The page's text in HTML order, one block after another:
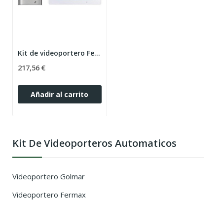
Kit De Videoporteros Automaticos
Videoportero Golmar
Videoportero Fermax
Kit de videoportero Fermax Way 7"
217,56 €
Añadir al carrito